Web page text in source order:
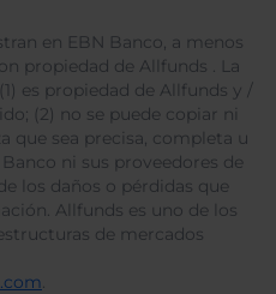
en EBN Banco, a menos
propiedad de Allfunds . La
es propiedad de Allfunds y /
(2) no se puede copiar ni
que sea precisa, completa u
ni sus proveedores de
los daños o pérdidas que
Allfunds es uno de los
de mercados
.